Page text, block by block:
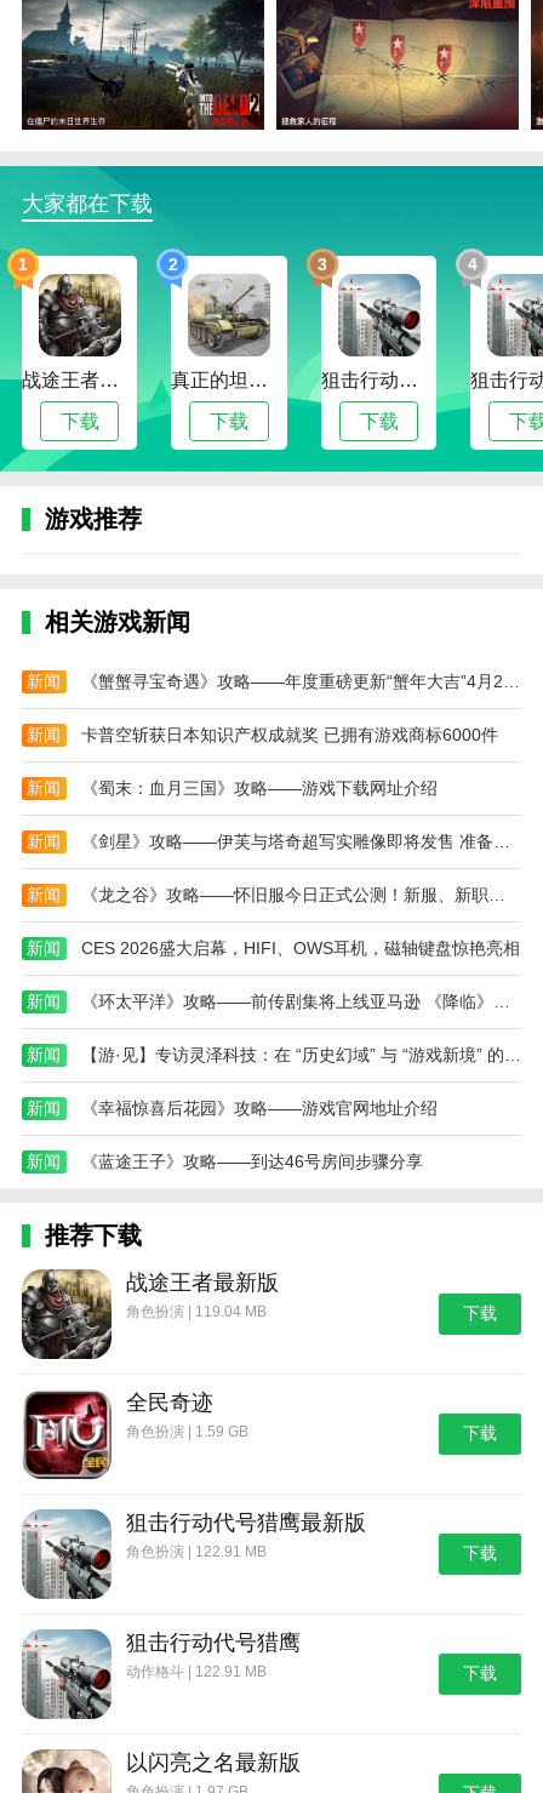
僵尸，增强游戏的社交性和互动性。
游戏玩法
1.多样化的任务难度：游戏提供不同难度级别的任
务。玩家可以根据自己的实力和喜好自由选择，获得各
2.自由探索场景：游戏场景精心设计，让玩家自由
乐价值。
3.真实的后世界末日生存体验：游戏设定在一个后
世界末日的世界。玩家需要拿起武器，与僵尸进行枪
战。
4.奖励和成就：通过完成任务和挑战，玩家可以获
得丰厚的奖励和成就，增强他们在游戏中的成就感和满
足感。
游戏优势
的视觉体验。
弹和火药，为面对大量僵尸敌人做好充分准备。
3.多样化的任务解锁：游戏设有不同难度的任务等
待玩家解锁，增强了游戏的挑战性和可玩性。
4.新武器收藏：仓库提供全新的武器供玩家收集和
使用，为战斗增加了更多的策略和选择。
编辑测评
这款游戏可以让玩家自行解锁和升级近战武器，火
器和其他武器来提高你的战斗力，灵活调整射击战术，
轻松消除各种僵尸群，包括装甲僵尸和冲锋僵尸，随时
完成各种考验来获得射击战斗荣誉。
本站为您提供勇闯死人谷2 手机版中文版的 手机游
戏 ，欢迎大家记住本站网址，本站是您下载安卓手游
app最好的网站！
大家都在下载
1
战途王者最新版
下载
2
真正的坦克大战
下载
3
狙击行动代号猎鹰最新版
下载
4
下
游戏推荐
相关游戏新闻
新闻 《蟹蟹寻宝奇遇》攻略——年度重磅更新“蟹年大吉”4月22日上线
新闻 卡普空斩获日本知识产权成就奖 已拥有游戏商标6000件
新闻 《蜀末：血月三国》攻略——游戏下载网址介绍
新闻
新闻
新闻 CES 2026盛大启幕，HIFI、OWS耳机，磁轴键盘惊艳亮相
新闻
新闻
新闻 《幸福惊喜后花园》攻略——游戏官网地址介绍
新闻 《蓝途王子》攻略——到达46号房间步骤分享
推荐下载
战途王者最新版
角色扮演 | 119.04 MB 下载
全民奇迹
角色扮演 | 1.59 GB 下载
狙击行动代号猎鹰最新版
角色扮演 | 122.91 MB 下载
狙击行动代号猎鹰
动作格斗 | 122.91 MB 下载
以闪亮之名最新版